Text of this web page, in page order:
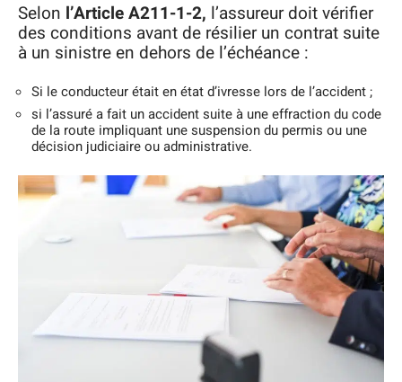
Selon l’Article A211-1-2, l’assureur doit vérifier
des conditions avant de résilier un contrat suite
à un sinistre en dehors de l’échéance :
Si le conducteur était en état d’ivresse lors de l’accident ;
si l’assuré a fait un accident suite à une effraction du code
de la route impliquant une suspension du permis ou une
décision judiciaire ou administrative.